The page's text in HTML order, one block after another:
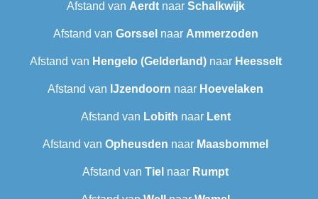
Afstand van Aerdtnaar Schalkwijk
Afstand van Gorssel naar Ammerzoden
Afstand van Hengelo (Gelderland)naar Heesselt
Afstand van IJzendoorn naar Hoevelaken
Afstand van Lobith naar Lent
Afstand van Opheusden naar Maasbommel
Afstand van Tiel naar Rumpt